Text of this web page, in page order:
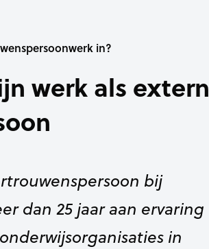
in?
werk als extern
bij
dan 25 jaar aan ervaring
in